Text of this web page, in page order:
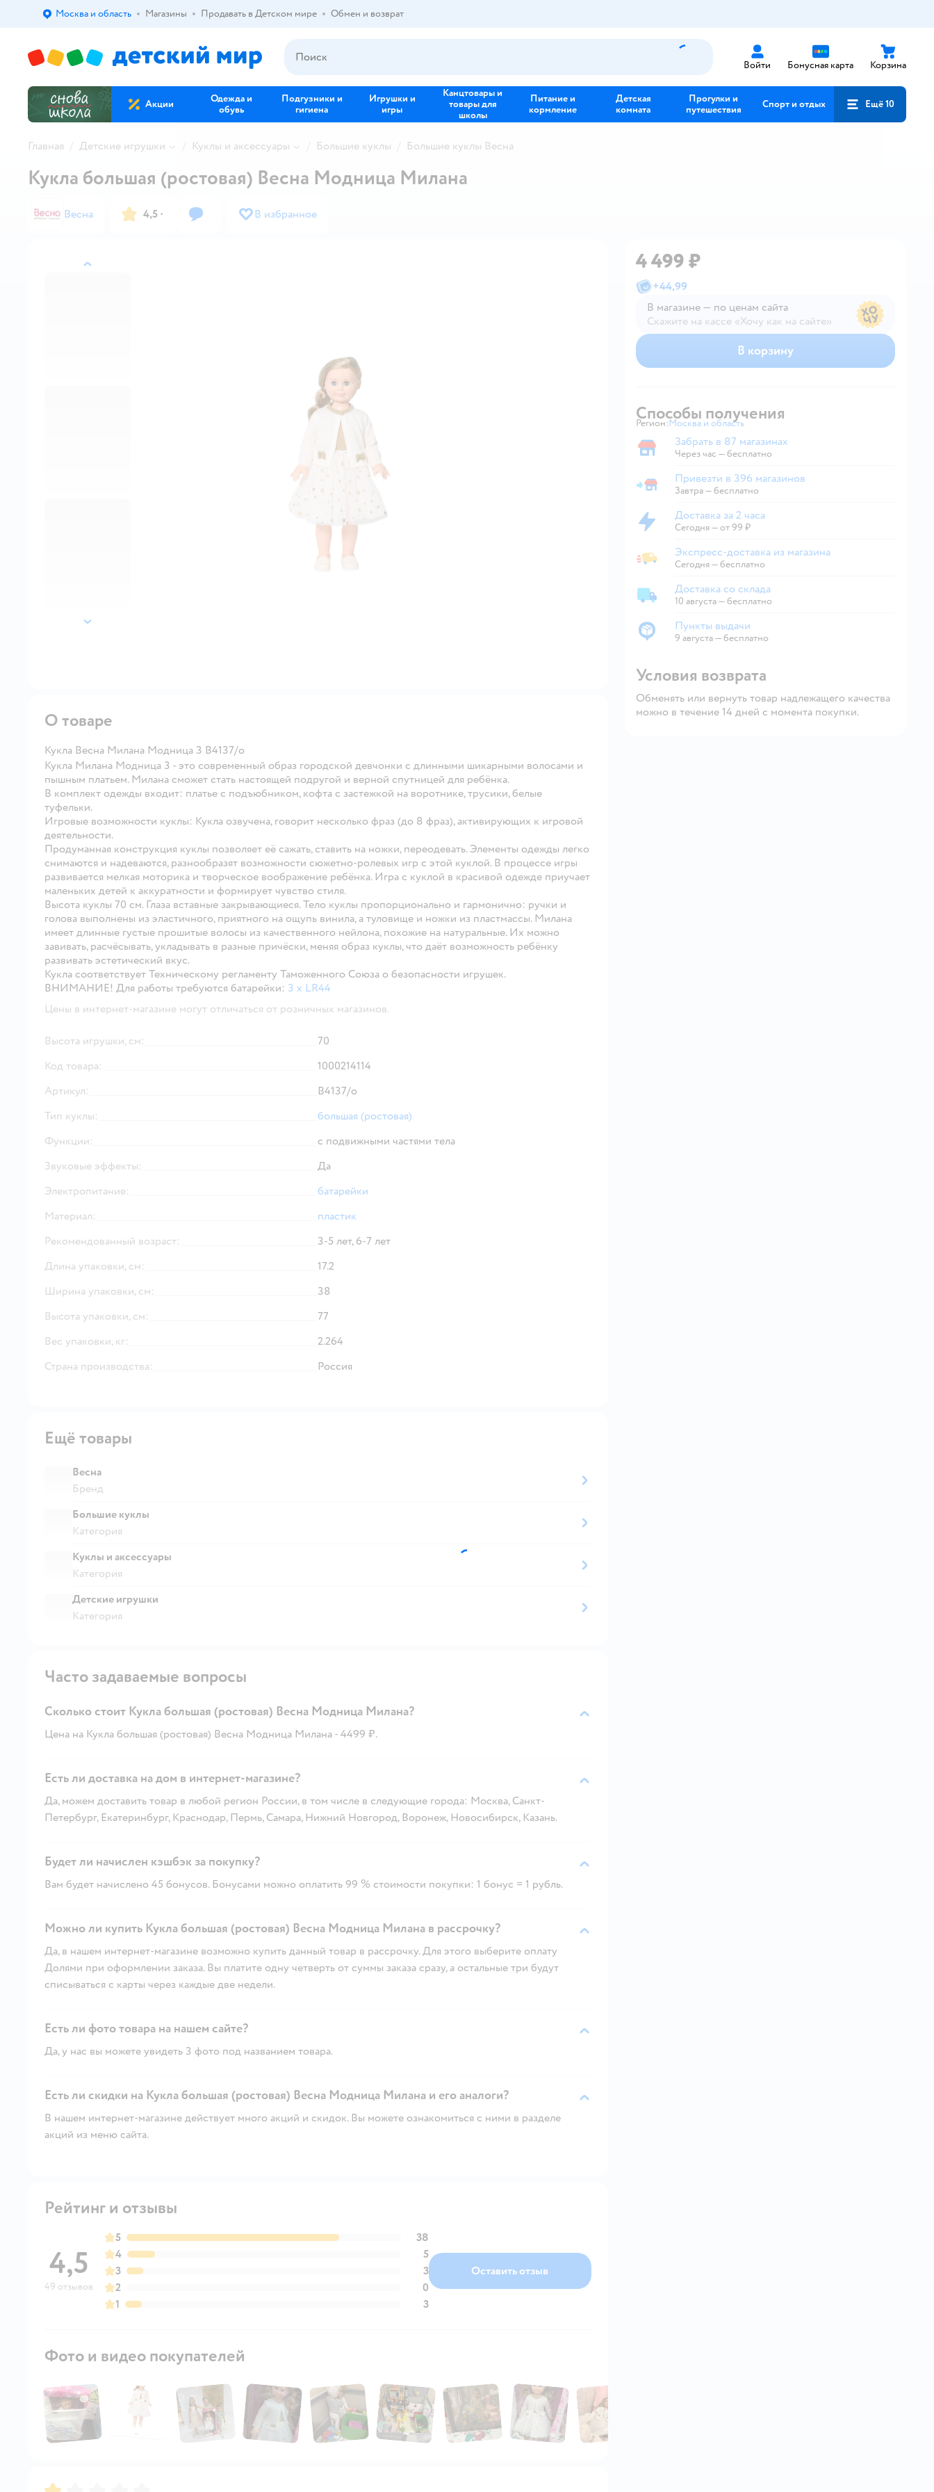
Выбор адреса доставки.
Москва и область Магазины Продавать в Детском мире Обмен и возврат
Войти Бонусная карта Корзина
Акции
Одежда и
обувь
Подгузники и
гигиена
Игрушки и
игры
Канцтовары и
товары для
школы
Питание и
кормление
Детская
комната
Прогулки и
путешествия
Спорт и отдых Ещё 10
Главная Детские игрушки Куклы и аксессуары Большие куклы Большие куклы Весна
назад
далее
Кукла большая (ростовая) Весна Модница Милана
Весна 4,5 · В избранное
4 499 ₽
+44,99
В магазине — по ценам сайта
Скажите на кассе «Хочу как на сайте»
В магазине — по ценам сайта
В корзину
Способы получения
Регион: Выбор адреса доставки.
Москва и область
Забрать в магазине
Забрать в 87 магазинах
Через час — бесплатно
Привезти в магазин
Привезти в 396 магазинов
Завтра—бесплатно
Доставка за 2 часа
Доставка за 2 часа
Сегодня—от 99 ₽
Экспресс-доставка из магазина
Экспресс-доставка из магазина
Сегодня—бесплатно
Доставка со склада
Доставка со склада
10 августа—бесплатно
Пункты выдачи
Пункты выдачи
9 августа—бесплатно
Условия возврата
Обменять или вернуть товар надлежащего качества
можно в течение 14 дней с момента покупки.
О товаре
Кукла Весна Милана Модница 3 В4137/о
Кукла Милана Модница 3 - это современный образ городской девчонки с длинными шикарными волосами и
пышным платьем. Милана сможет стать настоящей подругой и верной спутницей для ребёнка.
В комплект одежды входит: платье с подъюбником, кофта с застежкой на воротнике, трусики, белые
туфельки.
Игровые возможности куклы: Кукла озвучена, говорит несколько фраз (до 8 фраз), активирующих к игровой
деятельности.
Продуманная конструкция куклы позволяет её сажать, ставить на ножки, переодевать. Элементы одежды легко
снимаются и надеваются, разнообразят возможности сюжетно-ролевых игр с этой куклой. В процессе игры
развивается мелкая моторика и творческое воображение ребёнка. Игра с куклой в красивой одежде приучает
маленьких детей к аккуратности и формирует чувство стиля.
Высота куклы 70 см. Глаза вставные закрывающиеся. Тело куклы пропорционально и гармонично: ручки и
голова выполнены из эластичного, приятного на ощупь винила, а туловище и ножки из пластмассы. Милана
имеет длинные густые прошитые волосы из качественного нейлона, похожие на натуральные. Их можно
завивать, расчёсывать, укладывать в разные причёски, меняя образ куклы, что даёт возможность ребёнку
развивать эстетический вкус.
Кукла соответствует Техническому регламенту Таможенного Союза о безопасности игрушек.
ВНИМАНИЕ! Для работы требуются батарейки: 3 х LR44
Цены в интернет-магазине могут отличаться от розничных магазинов.
Высота игрушки, см:
70
Код товара:
1000214114
Артикул:
В4137/о
Тип куклы:
большая (ростовая)
Функции:
с подвижными частями тела
Звуковые эффекты:
Да
Электропитание:
батарейки
Материал:
пластик
Рекомендованный возраст:
3-5 лет, 6-7 лет
Длина упаковки, см:
17.2
Ширина упаковки, см:
38
Высота упаковки, см:
77
Вес упаковки, кг:
2.264
Страна производства:
Россия
Ещё товары
Весна
Бренд
Большие куклы
Категория
Куклы и аксессуары
Категория
Детские игрушки
Категория
Часто задаваемые вопросы
Сколько стоит Кукла большая (ростовая) Весна Модница Милана?
Цена на Кукла большая (ростовая) Весна Модница Милана - 4499 ₽.
Есть ли доставка на дом в интернет-магазине?
Да, можем доставить товар в любой регион России, в том числе в следующие города: Москва, Санкт-
Петербург, Екатеринбург, Краснодар, Пермь, Самара, Нижний Новгород, Воронеж, Новосибирск, Казань.
Будет ли начислен кэшбэк за покупку?
Вам будет начислено 45 бонусов. Бонусами можно оплатить 99 % стоимости покупки: 1 бонус = 1 рубль.
Можно ли купить Кукла большая (ростовая) Весна Модница Милана в рассрочку?
Да, в нашем интернет-магазине возможно купить данный товар в рассрочку. Для этого выберите оплату
Долями при оформлении заказа. Вы платите одну четверть от суммы заказа сразу, а остальные три будут
списываться с карты через каждые две недели.
Есть ли фото товара на нашем сайте?
Да, у нас вы можете увидеть 3 фото под названием товара.
Есть ли скидки на Кукла большая (ростовая) Весна Модница Милана и его аналоги?
В нашем интернет-магазине действует много акций и скидок. Вы можете ознакомиться с ними в разделе
акций из меню сайта.
Рейтинг и отзывы
4,5
49 отзывов
5
38
4
5
3
3
2
0
1
3
Оставить отзыв
Фото и видео покупателей
Рейтинг: